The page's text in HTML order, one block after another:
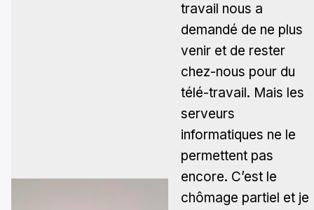
travail nous a
demandé de ne plus
venir et de rester
chez-nous pour du
télé-travail. Mais les
serveurs
informatiques ne le
permettent pas
encore. C’est le
chômage partiel et je